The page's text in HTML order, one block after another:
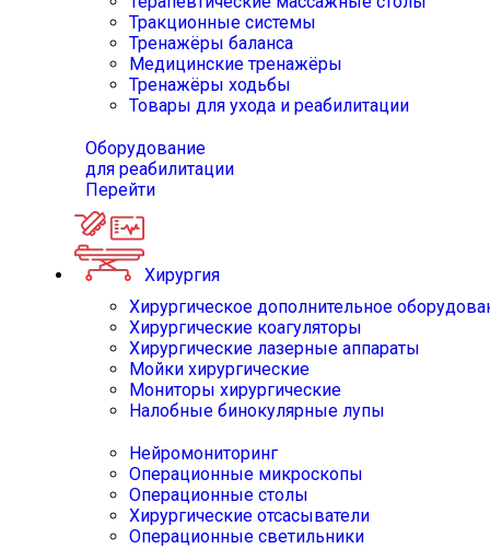
Тракционные системы
Тренажёры баланса
Медицинские тренажёры
Тренажёры ходьбы
Товары для ухода и реабилитации
Оборудование
для реабилитации
Перейти
Хирургия
Хирургическое дополнительное
Хирургические коагуляторы
Хирургические лазерные аппараты
Мойки хирургические
Мониторы хирургические
Налобные бинокулярные лупы
Нейромониторинг
Операционные микроскопы
Операционные столы
Хирургические отсасыватели
Операционные светильники